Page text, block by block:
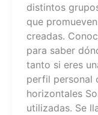
distintos
que
creadas.
para saber
tanto si eres
perfil personal
horizontales
utilizadas. Se